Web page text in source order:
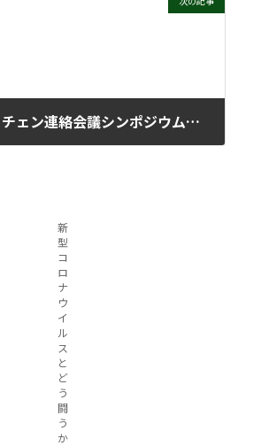
２・３チェチェン連絡会議シンポジウム（上）
新
型
コ
ロ
ナ
ウ
イ
ル
ス
と
ど
う
闘
う
か